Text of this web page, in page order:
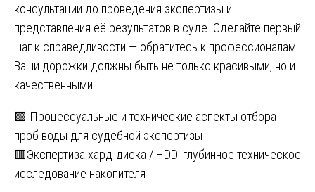
консультации до проведения экспертизы и
представления её результатов в суде. Сделайте первый
шаг к справедливости — обратитесь к профессионалам.
Ваши дорожки должны быть не только красивыми, но и
качественными.
Навигация
по
записям
🟩 Процессуальные и технические аспекты отбора
проб воды для судебной экспертизы
🟥Экспертиза хард-диска / HDD: глубинное техническое
исследование накопителя